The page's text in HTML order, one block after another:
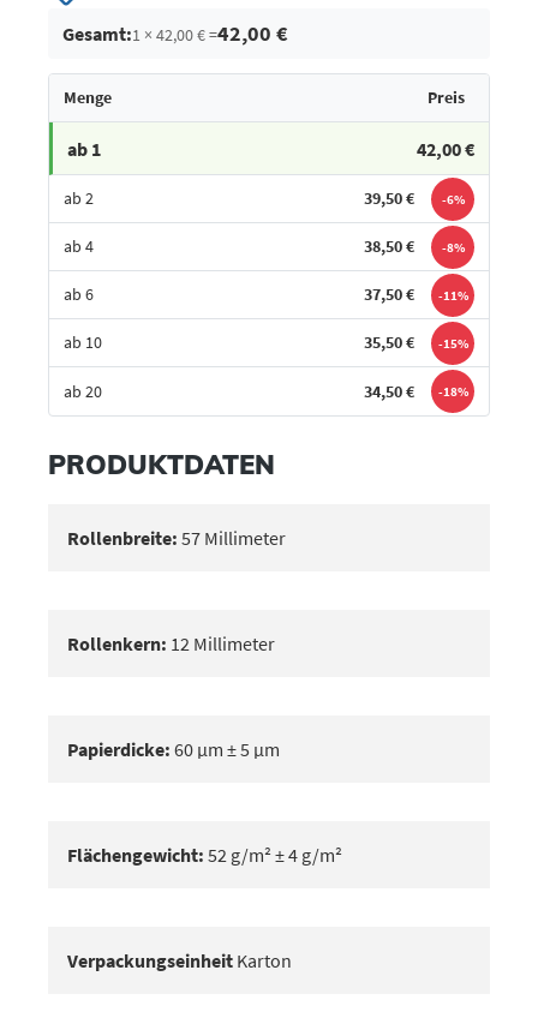
Gesamt:1 × 42,00 € =42,00 €
Menge Preis
ab 1 42,00 €
ab 2 39,50 € -6%
ab 4 38,50 € -8%
ab 6 37,50 € -11%
ab 10 35,50 € -15%
ab 20 34,50 € -18%
Bestes Angebot
PRODUKTDATEN
Rollenbreite: 57 Millimeter
Rollenkern: 12 Millimeter
Papierdicke: 60 μm ± 5 μm
Flächengewicht: 52 g/m² ± 4 g/m²
Verpackungseinheit Karton